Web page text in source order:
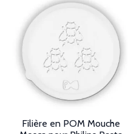
Filière en POM Mouche